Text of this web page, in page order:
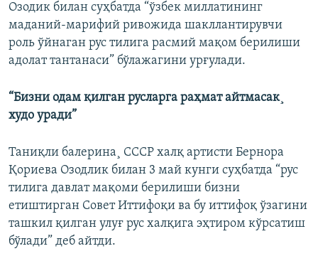
Озодик билан суҳбатда “ўзбек миллатининг
маданий-марифий ривожида шакллантирувчи
роль ўйнаган рус тилига расмий мақом берилиши
адолат тантанаси” бўлажагини урғулади.
“Бизни одам қилган русларга раҳмат айтмасак¸
худо уради”
Таниқли балерина¸ СССР халқ артисти Бернора
Қориева Озодлик билан 3 май кунги суҳбатда “рус
тилига давлат мақоми берилиши бизни
етиштирган Совет Иттифоқи ва бу иттифоқ ўзагини
ташкил қилган улуғ рус халқига эҳтиром кўрсатиш
бўлади” деб айтди.